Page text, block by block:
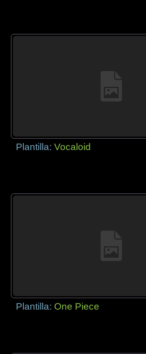
Plantilla:Vocaloid
Plantilla: One Piece